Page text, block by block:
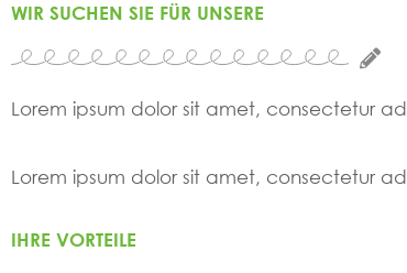
WIR SUCHEN SIE FÜR UNSERE
Lorem ipsum dolor sit amet, consectetur
Lorem ipsum dolor sit amet, consectetur
IHRE VORTEILE